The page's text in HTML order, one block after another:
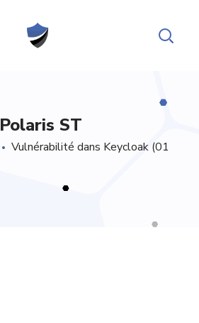
Polaris ST
Vulnérabilité dans Keycloak (01